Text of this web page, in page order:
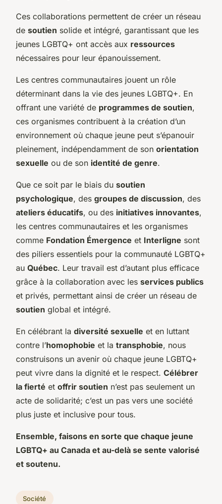
Ces collaborations permettent de créer un réseau
de soutien solide et intégré, garantissant que les
jeunes LGBTQ+ ont accès aux ressources
nécessaires pour leur épanouissement.
Les centres communautaires jouent un rôle
déterminant dans la vie des jeunes LGBTQ+. En
offrant une variété de programmes de soutien,
ces organismes contribuent à la création d’un
environnement où chaque jeune peut s’épanouir
pleinement, indépendamment de son orientation
sexuelle ou de son identité de genre.
Que ce soit par le biais du soutien
psychologique, des groupes de discussion, des
ateliers éducatifs, ou des initiatives innovantes,
les centres communautaires et les organismes
comme Fondation Émergence et Interligne sont
des piliers essentiels pour la communauté LGBTQ+
au Québec. Leur travail est d’autant plus efficace
grâce à la collaboration avec les services publics
et privés, permettant ainsi de créer un réseau de
soutien global et intégré.
En célébrant la diversité sexuelle et en luttant
contre l’homophobie et la transphobie, nous
construisons un avenir où chaque jeune LGBTQ+
peut vivre dans la dignité et le respect. Célébrer
la fierté et offrir soutien n’est pas seulement un
acte de solidarité; c’est un pas vers une société
plus juste et inclusive pour tous.
Ensemble, faisons en sorte que chaque jeune
LGBTQ+ au Canada et au-delà se sente valorisé
et soutenu.
Société